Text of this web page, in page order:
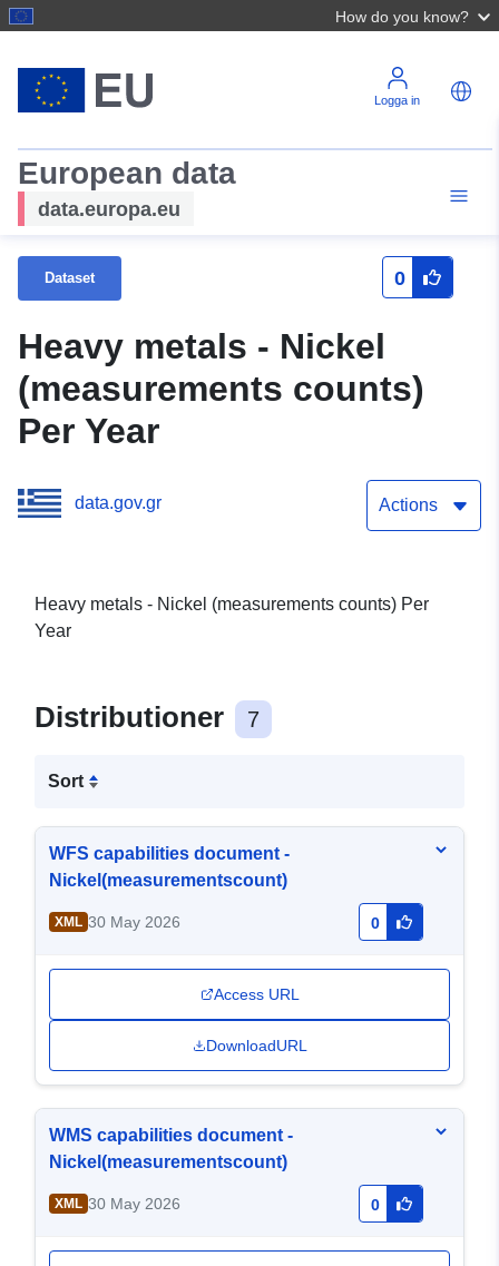
How do you know?
Logga in
European data
data.europa.eu
Dataset 0
Heavy metals - Nickel
(measurements counts)
Per Year
data.gov.gr Actions
Heavy metals - Nickel (measurements counts) Per
Year
Distributioner 7
Sort
WFS capabilities document -
Nickel(measurementscount)
XML 30 May 2026 0
Access URL
DownloadURL
WMS capabilities document -
Nickel(measurementscount)
XML 30 May 2026 0